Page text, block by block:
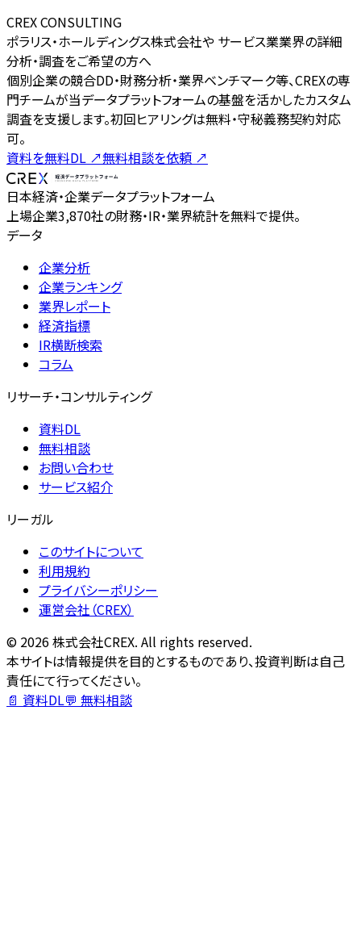
CREX CONSULTING
ポラリス・ホールディングス株式会社や サービス業業界の詳細
分析・調査をご希望の方へ
個別企業の競合DD・財務分析・業界ベンチマーク等、CREXの専
門チームが当データプラットフォームの基盤を活かしたカスタム
調査を支援します。初回ヒアリングは無料・守秘義務契約対応
可。
資料を無料DL ↗無料相談を依頼 ↗
日本経済・企業データプラットフォーム
上場企業3,870社の財務・IR・業界統計を無料で提供。
データ
企業分析
企業ランキング
業界レポート
経済指標
IR横断検索
コラム
リサーチ・コンサルティング
資料DL
無料相談
お問い合わせ
サービス紹介
リーガル
このサイトについて
利用規約
プライバシーポリシー
運営会社（CREX）
© 2026株式会社CREX. All rights reserved.
本サイトは情報提供を目的とするものであり、投資判断は自己
責任にて行ってください。
📄 資料DL💬 無料相談